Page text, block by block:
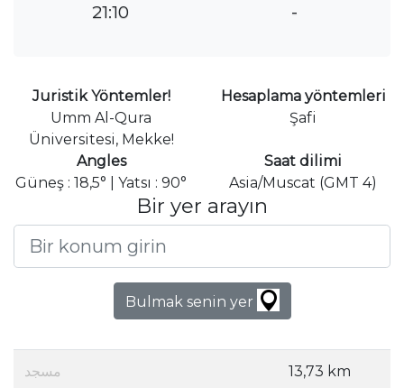
21:10
-
Juristik Yöntemler!
Umm Al-Qura
Üniversitesi, Mekke!
Hesaplama yöntemleri
Şafi
Angles
Güneş : 18,5° | Yatsı : 90°
Saat dilimi
Asia/Muscat (GMT 4)
Bir yer arayın
Bulmak senin yer
مسجد 13,73 km